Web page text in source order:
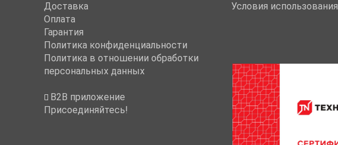
Доставка
Оплата
Гарантия
Политика конфиденциальности
Политика в отношении обработки
персональных данных
B2B приложение
Присоединяйтесь!
Условия использования